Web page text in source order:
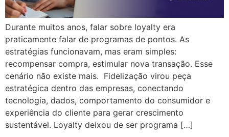
Durante muitos anos, falar sobre loyalty era
praticamente falar de programas de pontos. As
estratégias funcionavam, mas eram simples:
recompensar compra, estimular nova transação. Esse
cenário não existe mais. Fidelização virou peça
estratégica dentro das empresas, conectando
tecnologia, dados, comportamento do consumidor e
experiência do cliente para gerar crescimento
sustentável. Loyalty deixou de ser programa […]